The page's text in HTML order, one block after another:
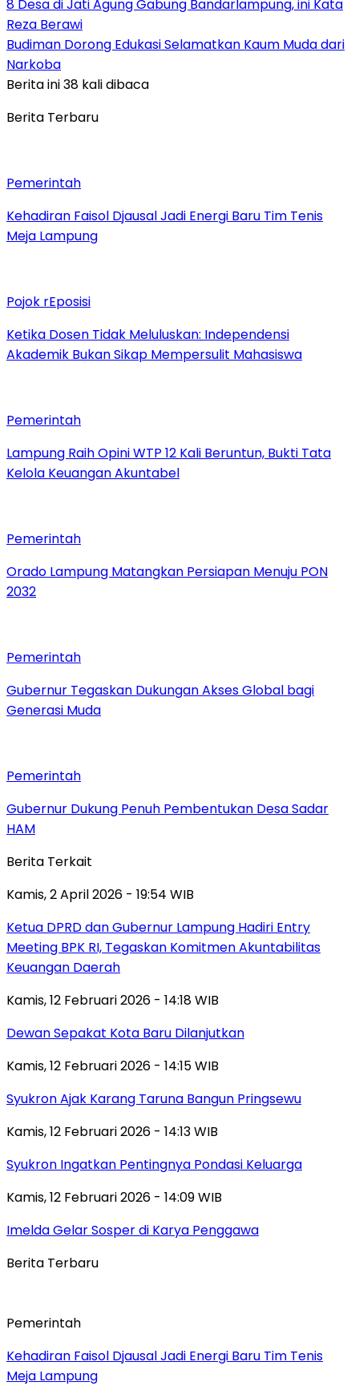
8 Desa di Jati Agung Gabung Bandarlampung, ini Kata
Reza Berawi
Budiman Dorong Edukasi Selamatkan Kaum Muda dari
Narkoba
Berita ini 38 kali dibaca
Berita Terbaru
Pemerintah
Kehadiran Faisol Djausal Jadi Energi Baru Tim Tenis
Meja Lampung
Pojok rEposisi
Ketika Dosen Tidak Meluluskan: Independensi
Akademik Bukan Sikap Mempersulit Mahasiswa
Pemerintah
Lampung Raih Opini WTP 12 Kali Beruntun, Bukti Tata
Kelola Keuangan Akuntabel
Pemerintah
Orado Lampung Matangkan Persiapan Menuju PON
2032
Pemerintah
Gubernur Tegaskan Dukungan Akses Global bagi
Generasi Muda
Pemerintah
Gubernur Dukung Penuh Pembentukan Desa Sadar
HAM
Berita Terkait
Kamis, 2 April 2026 - 19:54 WIB
Ketua DPRD dan Gubernur Lampung Hadiri Entry
Meeting BPK RI, Tegaskan Komitmen Akuntabilitas
Keuangan Daerah
Kamis, 12 Februari 2026 - 14:18 WIB
Dewan Sepakat Kota Baru Dilanjutkan
Kamis, 12 Februari 2026 - 14:15 WIB
Syukron Ajak Karang Taruna Bangun Pringsewu
Kamis, 12 Februari 2026 - 14:13 WIB
Syukron Ingatkan Pentingnya Pondasi Keluarga
Kamis, 12 Februari 2026 - 14:09 WIB
Imelda Gelar Sosper di Karya Penggawa
Berita Terbaru
Pemerintah
Kehadiran Faisol Djausal Jadi Energi Baru Tim Tenis
Meja Lampung